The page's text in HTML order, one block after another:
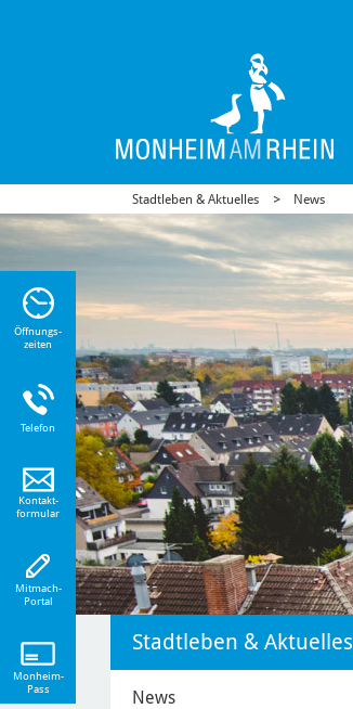
Stadtleben & Aktuelles News
Stadtleben & Aktuelles
News
Öffnungs-
zeiten
Telefon
Kontakt-
formular
Mitmach-
Portal
Monheim-
Pass
Sie
zu